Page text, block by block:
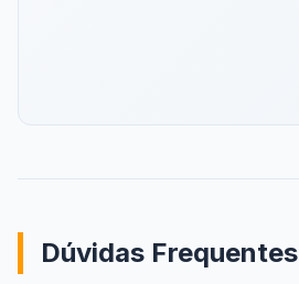
Dúvidas Frequentes